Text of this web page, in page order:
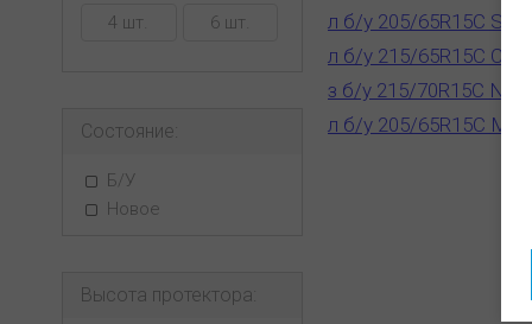
4 шт. 6 шт.
Состояние:
Б/У
Новое
Высота протектора:
л б/у 205/65R15C
л б/у 215/65R15C
з б/у 215/70R15C
л б/у 205/65R15C